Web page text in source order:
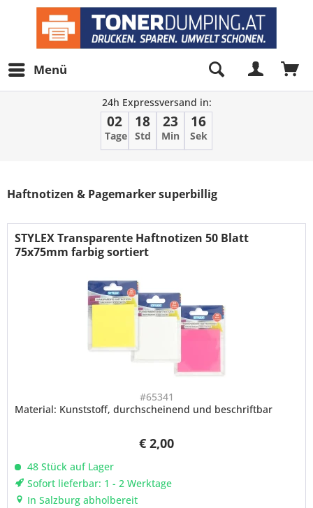
Menü
24h Expressversand in:
02
Tage
18
Std
23
Min
16
Sek
Haftnotizen & Pagemarker superbillig
STYLEX Transparente Haftnotizen 50 Blatt
75x75mm farbig sortiert
#65341
€ 2,00
Material: Kunststoff, durchscheinend und beschriftbar
48 Stück auf Lager
Sofort lieferbar: 1 - 2 Werktage
In Salzburg abholbereit